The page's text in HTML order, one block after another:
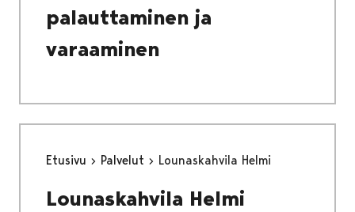
palauttaminen ja
varaaminen
Etusivu Palvelut Lounaskahvila Helmi
Lounaskahvila Helmi